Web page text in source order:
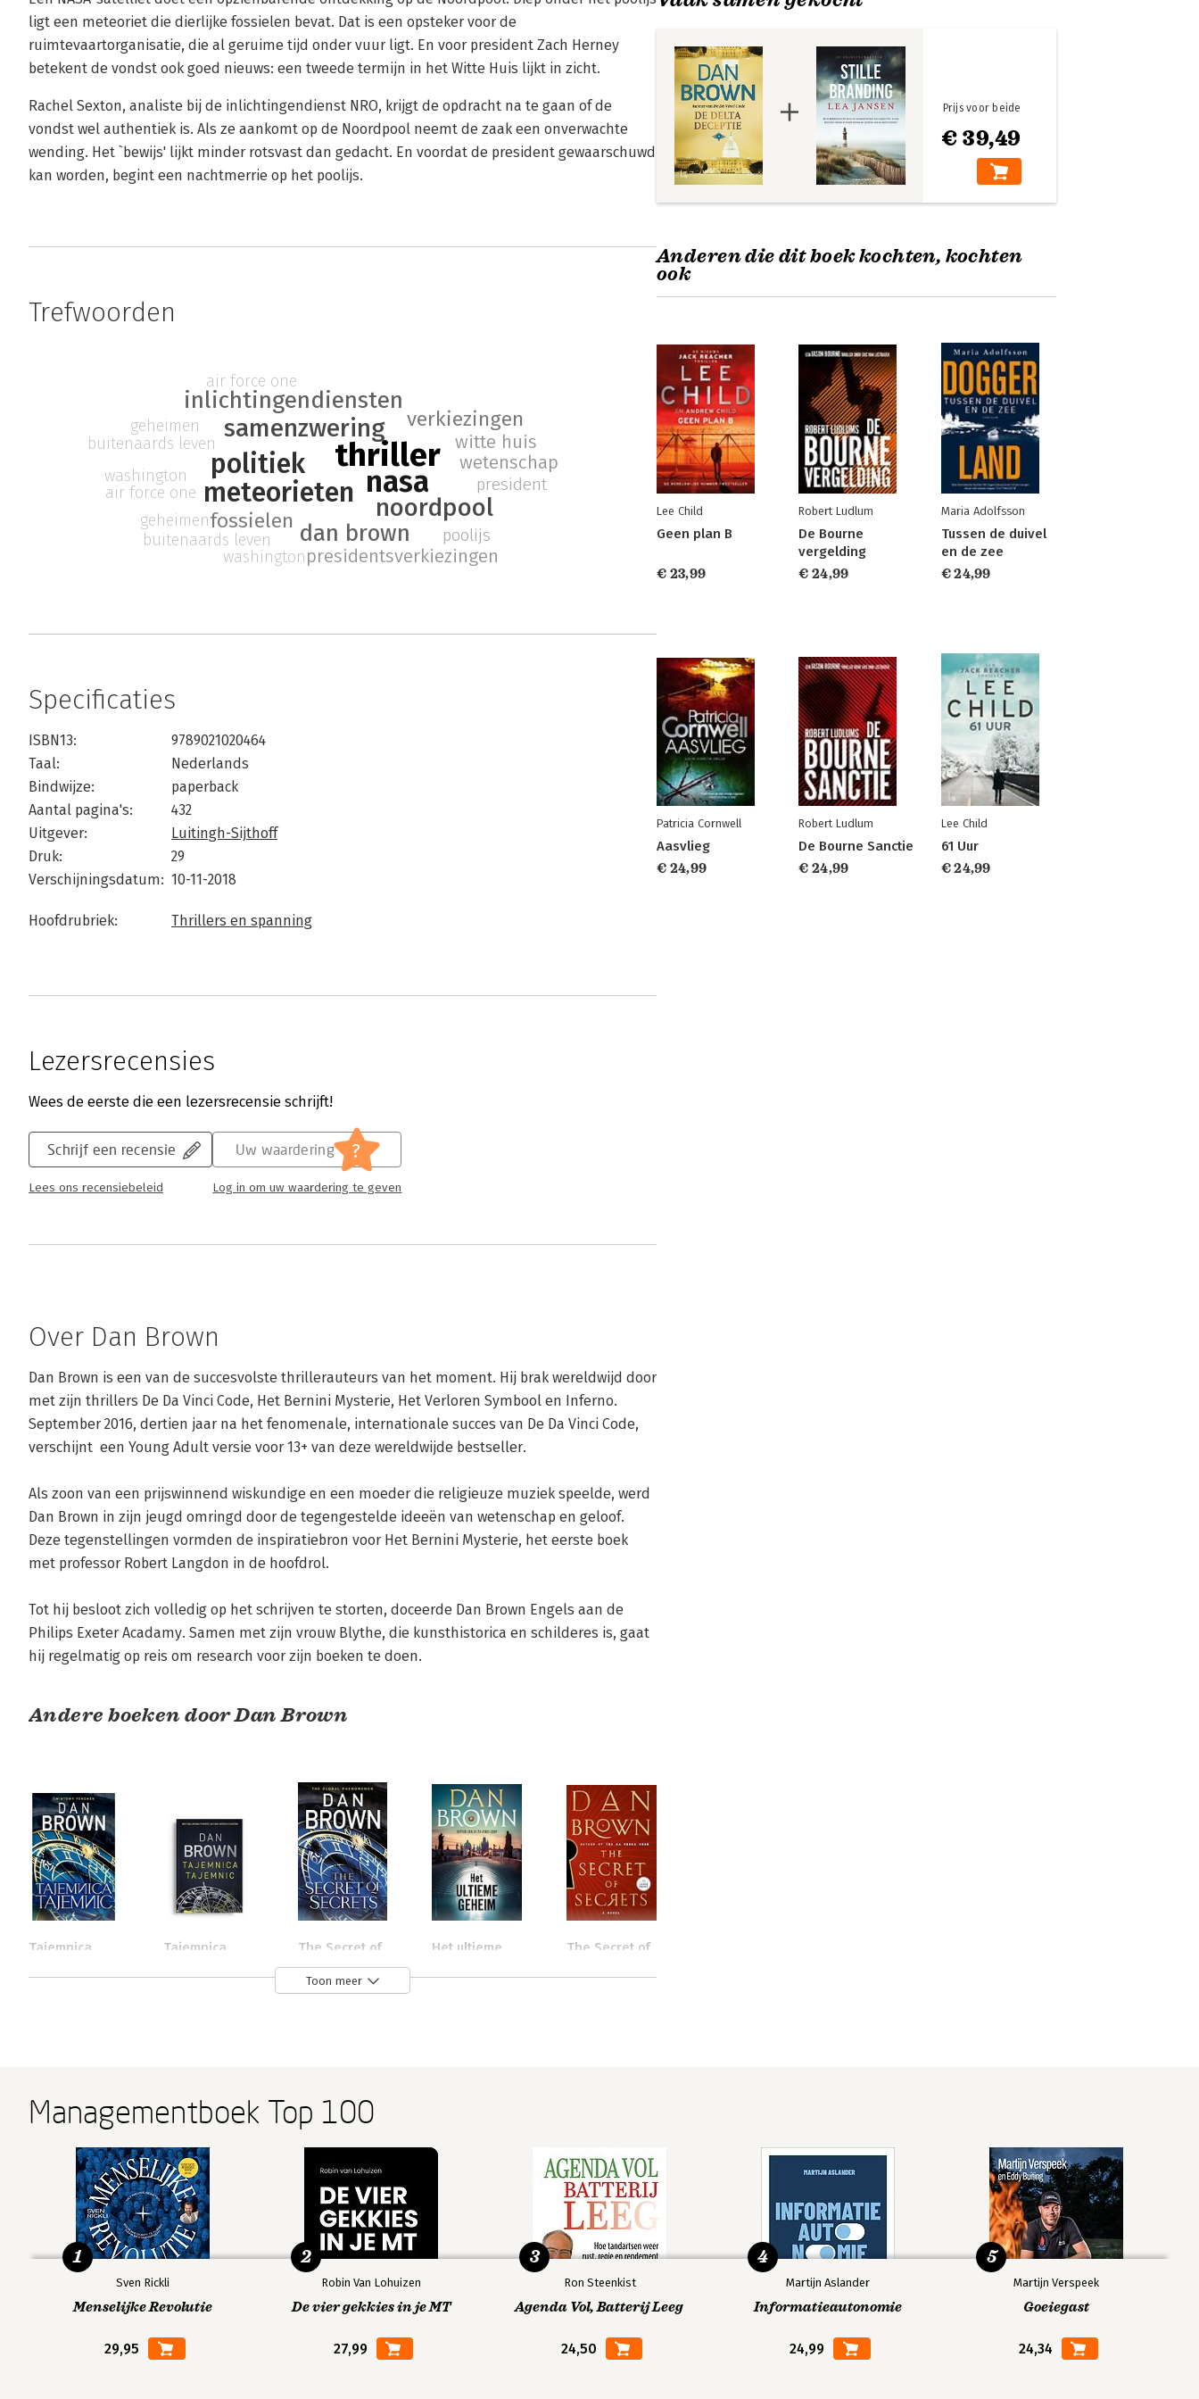
ligt een meteoriet die dierlijke fossielen bevat. Dat is een opsteker voor de
ruimtevaartorganisatie, die al geruime tijd onder vuur ligt. En voor president Zach Herney
betekent de vondst ook goed nieuws: een tweede termijn in het Witte Huis lijkt in zicht.
Rachel Sexton, analiste bij de inlichtingendienst NRO, krijgt de opdracht na te gaan of de
vondst wel authentiek is. Als ze aankomt op de Noordpool neemt de zaak een onverwachte
wending. Het `bewijs' lijkt minder rotsvast dan gedacht. En voordat de president gewaarschuwd
kan worden, begint een nachtmerrie op het poolijs.
Trefwoorden
thriller
nasa
meteorieten
politiek
samenzwering
noordpool
dan brown
inlichtingendiensten
fossielen
verkiezingen
witte huis
presidentsverkiezingen
wetenschap
president
poolijs
washington
buitenaards leven
geheimen
air force one
washington
buitenaards leven
geheimen
air force one
Specificaties
ISBN13:
9789021020464
Taal:
Nederlands
Bindwijze:
paperback
Aantal pagina's:
432
Uitgever:
Luitingh-Sijthoff
Druk:
29
Verschijningsdatum: 10-11-2018
Hoofdrubriek: Thrillers en spanning
Lezersrecensies
Wees de eerste die een lezersrecensie schrijft!
Schrijf een recensie
Lees ons recensiebeleid
Uw waardering ?
Log in om uw waardering te geven
Over Dan Brown
Dan Brown is een van de succesvolste thrillerauteurs van het moment. Hij brak wereldwijd door
met zijn thrillers De Da Vinci Code, Het Bernini Mysterie, Het Verloren Symbool en Inferno.
September 2016, dertien jaar na het fenomenale, internationale succes van De Da Vinci Code,
verschijnt  een Young Adult versie voor 13+ van deze wereldwijde bestseller.
Als zoon van een prijswinnend wiskundige en een moeder die religieuze muziek speelde, werd
Dan Brown in zijn jeugd omringd door de tegengestelde ideeën van wetenschap en geloof.
Deze tegenstellingen vormden de inspiratiebron voor Het Bernini Mysterie, het eerste boek
met professor Robert Langdon in de hoofdrol.
Tot hij besloot zich volledig op het schrijven te storten, doceerde Dan Brown Engels aan de
Philips Exeter Acadamy. Samen met zijn vrouw Blythe, die kunsthistorica en schilderes is, gaat
hij regelmatig op reis om research voor zijn boeken te doen.
Andere boeken door Dan Brown
Tajemnica
Tajemnica
The Secret of
Secrets
Het ultieme
The Secret of
Large Print
Toon meer
€ 39,49
Prijs voor beide
Anderen die dit boek kochten, kochten
ook
Lee Child
Geen plan B
€ 23,99
Robert Ludlum
De Bourne
vergelding
€ 24,99
Maria Adolfsson
Tussen de duivel
en de zee
€ 24,99
Patricia Cornwell
Aasvlieg
€ 24,99
Robert Ludlum
De Bourne Sanctie
€ 24,99
Lee Child
61 Uur
€ 24,99
Managementboek Top 100
Sven Rickli
Menselijke Revolutie
29,95
1
Robin Van Lohuizen
De vier gekkies in je MT
27,99
2
Ron Steenkist
Agenda Vol, Batterij Leeg
24,50
3
Martijn Aslander
Informatieautonomie
24,99
4
Martijn Verspeek
Goeiegast
24,34
5